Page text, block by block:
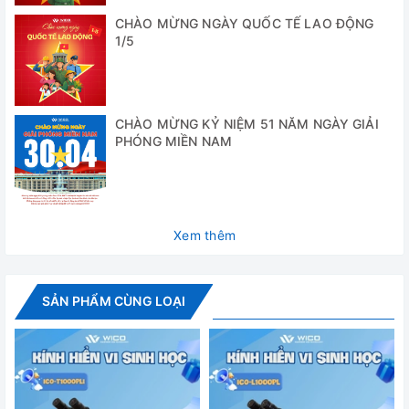
Cung cấp bao gồm:
- Máy chính gồm thân kính (01 cái), mâm gắn vật kính loại 3
vị trí (1 cái), Bàn để mẫu cơ học (1 cái), Đèn LED 1 Watt (1
cái)
- Thị kính 10X/18mm: 1 cái
- Bộ vật kính DIN 4X, 10X, S40X, S100X (mỗi loại 1 cái)
- Dầu : 5ml
- Tấm phủ máy + hộp xốp đựng máy
- Các phụ kiện tiêu chuẩn, dây nguồn
- Tài liệu hướng dẫn sử dụng
Thông số kỹ thuật
CHÀO MỪNG NGÀY QUỐC TẾ LAO ĐỘNG
1/5
CHÀO MỪNG KỶ NIỆM 51 NĂM NGÀY GIẢI
PHÓNG MIỀN NAM
Xem thêm
SẢN PHẨM CÙNG LOẠI